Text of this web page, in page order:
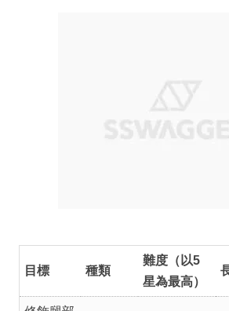
目標 種類
難度（以5
星為最高）